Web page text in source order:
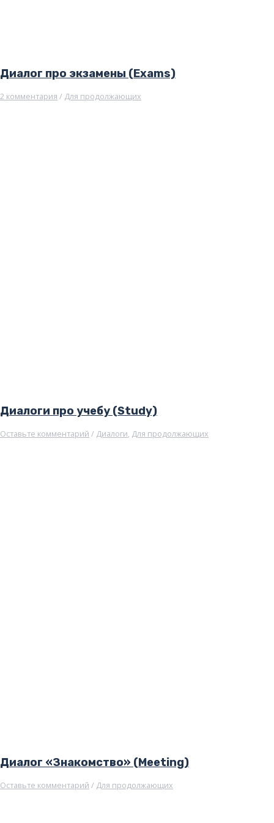
Диалог про экзамены (Exams)
2 комментария / Для продолжающих
Диалоги про учебу (Study)
Оставьте комментарий / Диалоги, Для продолжающих
Диалог «Знакомство» (Meeting)
Оставьте комментарий / Для продолжающих